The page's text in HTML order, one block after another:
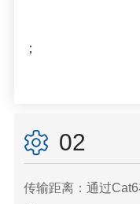
；
02
传输距离：通过